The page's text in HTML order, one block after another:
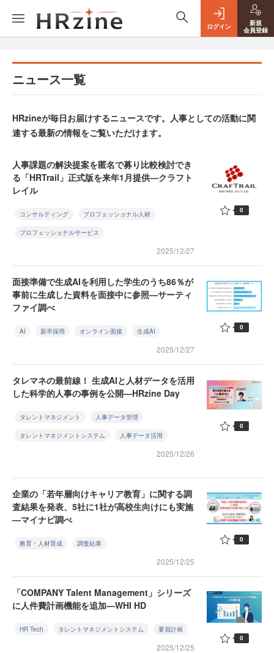
ログイン
新規
会員登録
ニュース一覧
HRzineが毎日お届けするニュースです。人事としての活動に関
連する最新の情報をご覧いただけます。
人事課題の解決提案を匿名で募り比較検討でき
る「HRTrail」正式版を来年1月提供—クラフト
レイル
コンサルティング プロフェッショナル人材
プロフェッショナルサービス
2025/12/27
0
面接準備で生成AIを利用した学生のうち86％が
事前に生成した資料を面接中に参照—サーティ
ファイ調べ
AI 新卒採用 オンライン面接 生成AI
2025/12/27
0
タレマネの最前線！ 生成AIと人材データを活用
した科学的人事の事例を公開—HRzine Day
タレントマネジメント 人事データ管理
タレントマネジメントシステム 人事データ活用
2025/12/26
0
企業の「若年層向けキャリア教育」に関する調
査結果を発表、5社に1社が高校生向けにも実施
—マイナビ調べ
教育・人材育成 調査結果
2025/12/25
0
「COMPANY Talent Management」シリーズ
に人件費計画機能を追加—WHI HD
HR Tech タレントマネジメントシステム 要員計画
2025/12/25
0